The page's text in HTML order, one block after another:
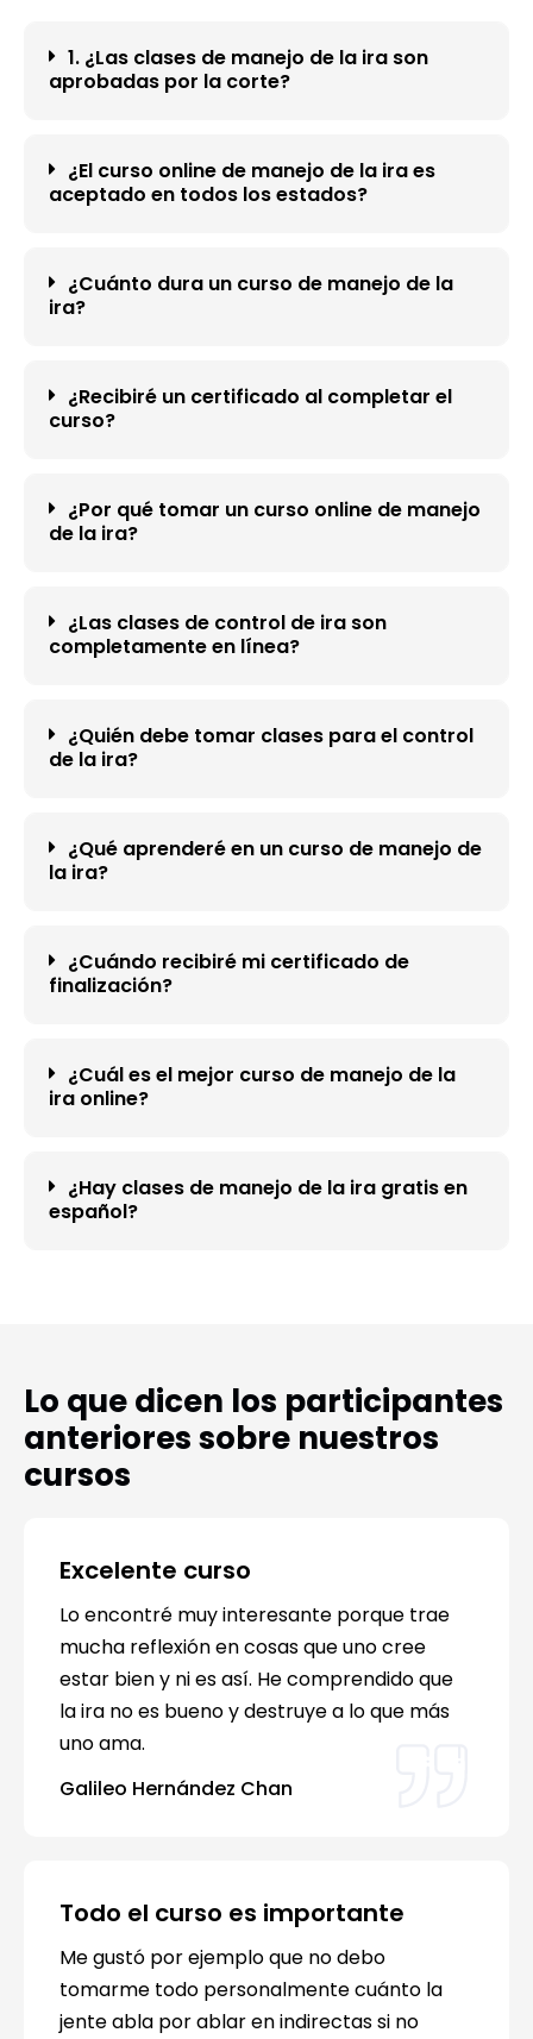
1. ¿Las clases de manejo de la ira son
aprobadas por la corte?
¿El curso online de manejo de la ira es
aceptado en todos los estados?
¿Cuánto dura un curso de manejo de la
ira?
¿Recibiré un certificado al completar el
curso?
¿Por qué tomar un curso online de manejo
de la ira?
¿Las clases de control de ira son
completamente en línea?
¿Quién debe tomar clases para el control
de la ira?
¿Qué aprenderé en un curso de manejo de
la ira?
¿Cuándo recibiré mi certificado de
finalización?
¿Cuál es el mejor curso de manejo de la
ira online?
¿Hay clases de manejo de la ira gratis en
español?
Lo que dicen los participantes
anteriores sobre nuestros
cursos
Excelente curso
Lo encontré muy interesante porque trae
mucha reflexión en cosas que uno cree
estar bien y ni es así. He comprendido que
la ira no es bueno y destruye a lo que más
uno ama.
Galileo Hernández Chan
Todo el curso es importante
Me gustó por ejemplo que no debo
tomarme todo personalmente cuánto la
jente abla por ablar en indirectas si no